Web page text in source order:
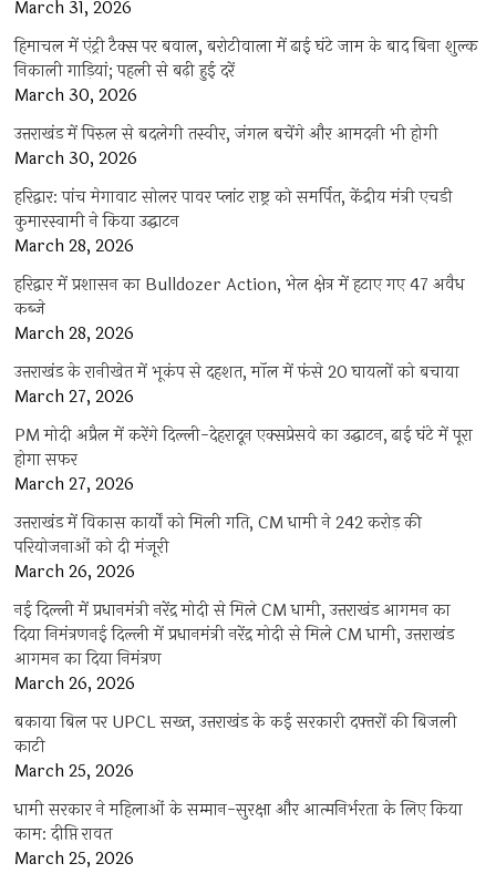
March 31, 2026
हिमाचल में एंट्री टैक्स पर बवाल, बरोटीवाला में ढाई घंटे जाम के बाद बिना शुल्क
निकाली गाड़ियां; पहली से बढ़ी हुई दरें
March 30, 2026
उत्तराखंड में पिरुल से बदलेगी तस्वीर, जंगल बचेंगे और आमदनी भी होगी
March 30, 2026
हरिद्वार: पांच मेगावाट सोलर पावर प्लांट राष्ट्र को समर्पित, केंद्रीय मंत्री एचडी
कुमारस्वामी ने किया उद्घाटन
March 28, 2026
हरिद्वार में प्रशासन का Bulldozer Action, भेल क्षेत्र में हटाए गए 47 अवैध
कब्जे
March 28, 2026
उत्तराखंड के रानीखेत में भूकंप से दहशत, मॉल में फंसे 20 घायलों को बचाया
March 27, 2026
PM मोदी अप्रैल में करेंगे दिल्ली-देहरादून एक्सप्रेसवे का उद्घाटन, ढाई घंटे में पूरा
होगा सफर
March 27, 2026
उत्तराखंड में विकास कार्यों को मिली गति, CM धामी ने 242 करोड़ की
परियोजनाओं को दी मंजूरी
March 26, 2026
नई दिल्ली में प्रधानमंत्री नरेंद्र मोदी से मिले CM धामी, उत्तराखंड आगमन का
दिया निमंत्रणनई दिल्ली में प्रधानमंत्री नरेंद्र मोदी से मिले CM धामी, उत्तराखंड
आगमन का दिया निमंत्रण
March 26, 2026
बकाया बिल पर UPCL सख्त, उत्तराखंड के कई सरकारी दफ्तरों की बिजली
काटी
March 25, 2026
धामी सरकार ने महिलाओं के सम्मान-सुरक्षा और आत्मनिर्भरता के लिए किया
काम: दीप्ति रावत
March 25, 2026